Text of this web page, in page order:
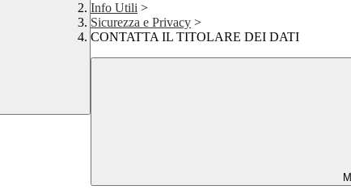
Info Utili >
Sicurezza e Privacy >
CONTATTA IL TITOLARE DEI DATI